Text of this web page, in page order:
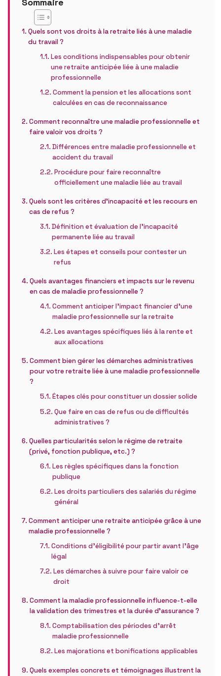
Sommaire
Quels sont vos droits à la retraite liés à une maladie
du travail ?
Les conditions indispensables pour obtenir
une retraite anticipée liée à une maladie
professionnelle
Comment la pension et les allocations sont
calculées en cas de reconnaissance
Comment reconnaître une maladie professionnelle et
faire valoir vos droits ?
Différences entre maladie professionnelle et
accident du travail
Procédure pour faire reconnaître
officiellement une maladie liée au travail
Quels sont les critères d’incapacité et les recours en
cas de refus ?
Définition et évaluation de l’incapacité
permanente liée au travail
Les étapes et conseils pour contester un
refus
Quels avantages financiers et impacts sur le revenu
en cas de maladie professionnelle ?
Comment anticiper l’impact financier d’une
maladie professionnelle sur la retraite
Les avantages spécifiques liés à la rente et
aux allocations
Comment bien gérer les démarches administratives
pour votre retraite liée à une maladie professionnelle
?
Étapes clés pour constituer un dossier solide
Que faire en cas de refus ou de difficultés
administratives ?
Quelles particularités selon le régime de retraite
(privé, fonction publique, etc.) ?
Les règles spécifiques dans la fonction
publique
Les droits particuliers des salariés du régime
général
Comment anticiper une retraite anticipée grâce à une
maladie professionnelle ?
Conditions d’éligibilité pour partir avant l’âge
légal
Les démarches à suivre pour faire valoir ce
droit
Comment la maladie professionnelle influence-t-elle
la validation des trimestres et la durée d’assurance ?
Comptabilisation des périodes d’arrêt
maladie professionnelle
Les majorations et bonifications applicables
Quels exemples concrets et témoignages illustrent la